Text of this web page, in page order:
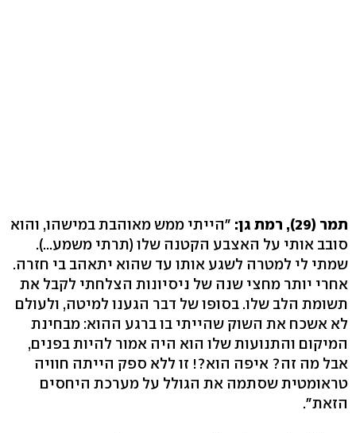
תמר (29), רמת גן:
"הייתי ממש מאוהבת במישהו, והוא
סובב אותי על האצבע הקטנה שלו (תרתי משמע...).
שמתי לי למטרה לשגע אותו עד שהוא יתאהב בי חזרה.
אחרי יותר מחצי שנה של ניסיונות הצלחתי לקבל את
תשומת הלב שלו. בסופו של דבר הגענו למיטה, ולעולם
לא אשכח את השוק שהייתי בו ברגע ההוא: מבחינת
המיקום והתנועות שלו הוא היה אמור להיות בפנים,
אבל מה זה? איפה הוא?! זו ללא ספק הייתה חוויה
טראומטית שסתמה את הגולל על מערכת היחסים
הזאת".